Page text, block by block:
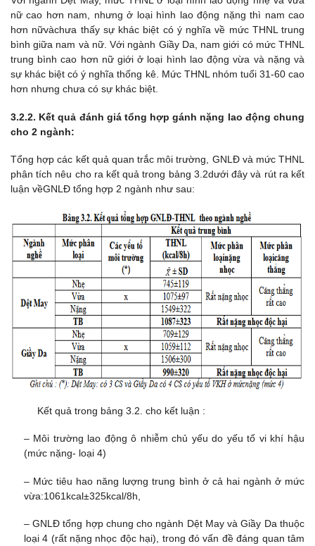
nữ cao hơn nam, nhưng ở loại hình lao động nặng thì nam cao
hơn nữvàchưa thấy sự khác biệt có ý nghĩa về mức THNL trung
bình giữa nam và nữ. Với ngành Giầy Da, nam giới có mức THNL
trung bình cao hơn nữ giới ở loại hình lao động vừa và nặng và
sự khác biệt có ý nghĩa thống kê. Mức THNL nhóm tuổi 31-60 cao
hơn nhưng chưa có sự khác biệt.
3.2.2. Kết quả đánh giá tổng hợp gánh nặng lao động chung
cho 2 ngành:
Tổng hợp các kết quả quan trắc môi trường, GNLĐ và mức THNL
phân tích nêu cho ra kết quả trong bảng 3.2dưới đây và rút ra kết
luận vềGNLĐ tổng hợp 2 ngành như sau:
Kết quả trong bảng 3.2. cho kết luận :
– Môi trường lao động ô nhiễm chủ yếu do yếu tố vi khí hậu
(mức nặng- loại 4)
– Mức tiêu hao năng lượng trung bình ở cả hai ngành ở mức
vừa:1061kcal±325kcal/8h,
– GNLĐ tổng hợp chung cho ngành Dệt May và Giầy Da thuộc
loại 4 (rất nặng nhọc độc hại), trong đó vấn đề đáng quan tâm